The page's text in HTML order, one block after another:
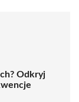
Odkryj